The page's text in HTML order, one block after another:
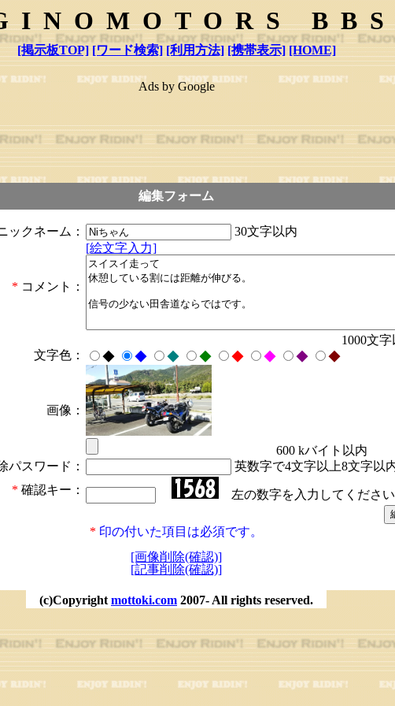
[掲示板TOP] [ワード検索] [利用方法] [携帯表示] [HOME]
Ads by Google
編集フォーム
ックネーム： 30文字以内
* コメント：
[絵文字入力]
1000文字
文字色：
◆ ◆ ◆ ◆ ◆ ◆ ◆ ◆
画像：
600 kバイト以内
パスワード：
英数字で4文字以上8文字以
* 確認キー： 左の数字を入力してください
* 印の付いた項目は必須です。
[画像削除(確認)]
[記事削除(確認)]
(c)Copyright mottoki.com 2007- All rights reserved.